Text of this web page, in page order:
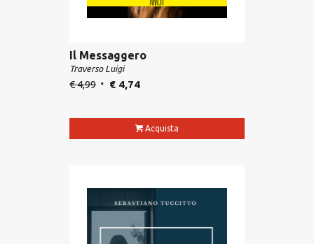
Il Messaggero
Traverso Luigi
€4,99 €4,74
Acquista